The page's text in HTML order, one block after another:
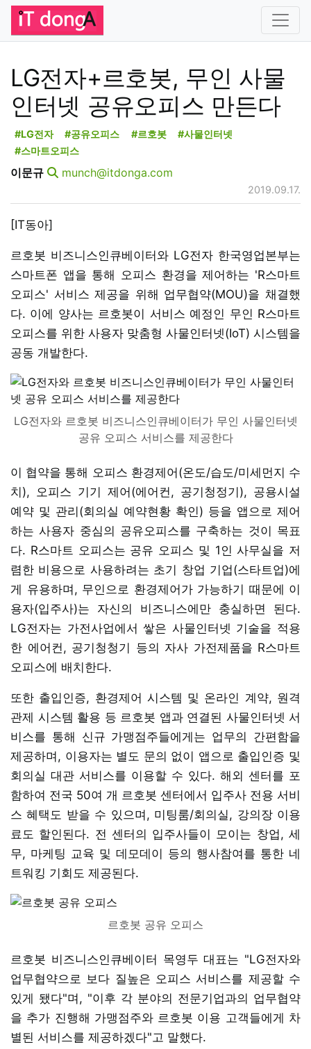
LG전자+르호봇, 무인 사물
인터넷 공유오피스 만든다
#LG전자 #공유오피스 #르호봇
#사물인터넷
#스마트오피스
이문규 munch@itdonga.com
2019.09.17.
[IT동아]
르호봇 비즈니스인큐베이터와 LG전자 한국영업본부는
스마트폰 앱을 통해 오피스 환경을 제어하는 'R스마트
오피스' 서비스 제공을 위해 업무협약(MOU)을 채결했
다. 이에 양사는 르호봇이 서비스 예정인 무인 R스마트
오피스를 위한 사용자 맞춤형 사물인터넷(IoT) 시스템을
공동 개발한다.
LG전자와 르호봇 비즈니스인큐베이터가 무인 사물인터넷
공유 오피스 서비스를 제공한다
이 협약을 통해 오피스 환경제어(온도/습도/미세먼지 수
치), 오피스 기기 제어(에어컨, 공기청정기), 공용시설
예약 및 관리(회의실 예약현황 확인) 등을 앱으로 제어
하는 사용자 중심의 공유오피스를 구축하는 것이 목표
다. R스마트 오피스는 공유 오피스 및 1인 사무실을 저
렴한 비용으로 사용하려는 초기 창업 기업(스타트업)에
게 유용하며, 무인으로 환경제어가 가능하기 때문에 이
용자(입주사)는 자신의 비즈니스에만 충실하면 된다.
LG전자는 가전사업에서 쌓은 사물인터넷 기술을 적용
한 에어컨, 공기청청기 등의 자사 가전제품을 R스마트
오피스에 배치한다.
또한 출입인증, 환경제어 시스템 및 온라인 계약, 원격
관제 시스템 활용 등 르호봇 앱과 연결된 사물인터넷 서
비스를 통해 신규 가맹점주들에게는 업무의 간편함을
제공하며, 이용자는 별도 문의 없이 앱으로 출입인증 및
회의실 대관 서비스를 이용할 수 있다. 해외 센터를 포
함하여 전국 50여 개 르호봇 센터에서 입주사 전용 서비
스 혜택도 받을 수 있으며, 미팅룸/회의실, 강의장 이용
료도 할인된다. 전 센터의 입주사들이 모이는 창업, 세
무, 마케팅 교육 및 데모데이 등의 행사참여를 통한 네
트워킹 기회도 제공된다.
르호봇 공유 오피스
르호봇 비즈니스인큐베이터 목영두 대표는 "LG전자와
업무협약으로 보다 질높은 오피스 서비스를 제공할 수
있게 됐다"며, "이후 각 분야의 전문기업과의 업무협약
을 추가 진행해 가맹점주와 르호봇 이용 고객들에게 차
별된 서비스를 제공하겠다"고 말했다.